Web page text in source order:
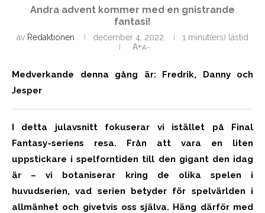
Andra advent kommer med en gnistrande
fantasi!
av Redaktionen december 4, 2022
1 minut(ers) lästid
A+A-
Medverkande denna gång är: Fredrik, Danny och
Jesper
I detta julavsnitt fokuserar vi istället på Final
Fantasy-seriens resa. Från att vara en liten
uppstickare i spelforntiden till den gigant den idag
är – vi botaniserar kring de olika spelen i
huvudserien, vad serien betyder för spelvärlden i
allmänhet och givetvis oss själva. Häng därför med